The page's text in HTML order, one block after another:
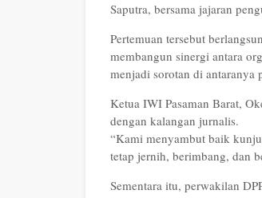
Saputra, bersama jajaran
Pertemuan tersebut
membangun sinergi antara
menjadi sorotan di antaranya
Ketua IWI Pasaman Barat,
dengan kalangan jurnalis.
“Kami menyambut baik
tetap jernih, berimbang, dan
Sementara itu, perwakilan